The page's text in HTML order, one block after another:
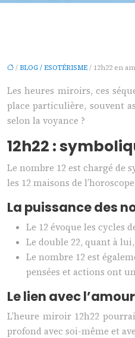
/ BLOG / ESOTÉRISME / 12h22 en
Les heures miroirs, ces
place particulière, souvent
selon la voyance ?
12h22 :
Le nombre 12 est chargé de
les 12 maisons de
La puissance des
Le 12 évoque les cycles
Le double 22, quant à
Le nombre 12 est
pensées et actions ont
Le lien avec l’amour
L’heure miroir 12h22
profond avec soi-même et